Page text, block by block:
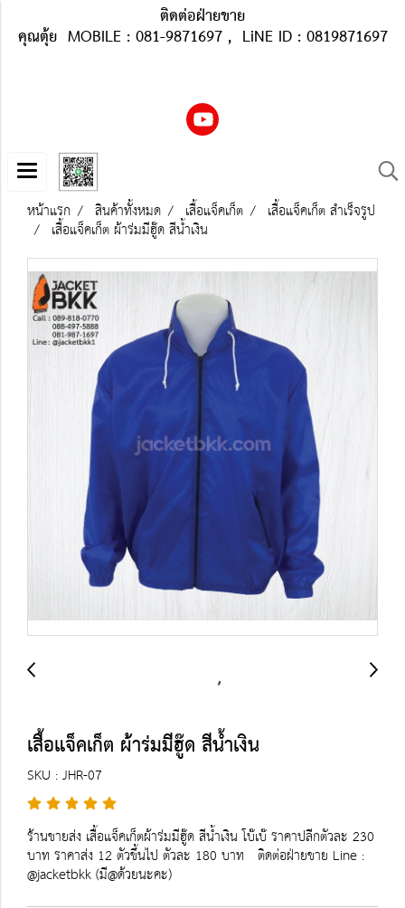
ติดต่อฝ่ายขาย
คุณตุ้ย MOBILE : 081-9871697 , LiNE ID : 0819871697
หน้าแรก สินค้าทั้งหมด เสื้อแจ็คเก็ต เสื้อแจ็คเก็ต สำเร็จรูป
เสื้อแจ็คเก็ต ผ้าร่มมีฮู๊ด สีน้ำเงิน
เสื้อแจ็คเก็ต ผ้าร่มมีฮู๊ด สีน้ำเงิน
SKU : JHR-07
ร้านขายส่ง เสื้อแจ็คเก็ตผ้าร่มมีฮู๊ด สีน้ำเงิน โบ๊เบ๊ ราคาปลีกตัวละ 230
บาท ราคาส่ง 12 ตัวขึ้นไป ตัวละ 180 บาท ติดต่อฝ่ายขาย Line :
@jacketbkk (มี@ด้วยนะคะ)